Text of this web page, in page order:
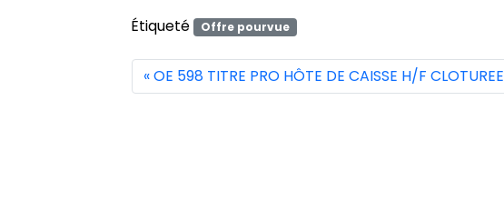
Étiqueté Offre pourvue
OE 598 TITRE PRO HÔTE DE CAISSE H/F CLOTUREE